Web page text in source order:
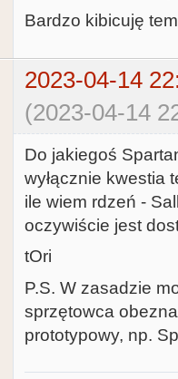
Bardzo kibicuję
2023-04-14
(2023-04-14
Do jakiegoś
wyłącznie kwestia
ile wiem rdzeń -
oczywiście jest
tOri
P.S. W zasadzie
sprzętowca
prototypowy, np.